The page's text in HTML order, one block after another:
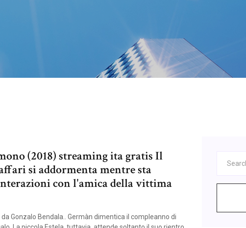
(2018) streaming ita gratis Il
si addormenta mentre sta
con l'amica della vittima
Gonzalo Bendala.. Germàn dimentica il compleanno di